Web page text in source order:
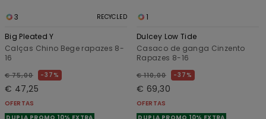
3 RECYCLED
Big Pleated Y
Calças Chino Bege rapazes 8-
16
€ 75,00 37%
€ 47,25
OFERTAS
1
Dulcey Low Tide
Casaco de ganga Cinzento
Rapazes 8-16
€ 110,00 37%
€ 69,30
OFERTAS